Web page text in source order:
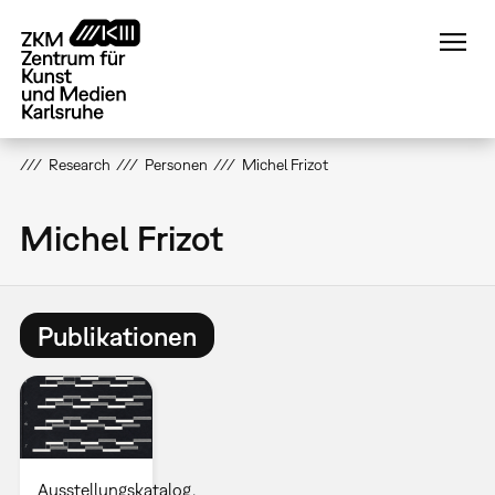
zum
Inhalt
Research Personen Michel Frizot
Michel Frizot
Publikationen
Ausstellungskatalog